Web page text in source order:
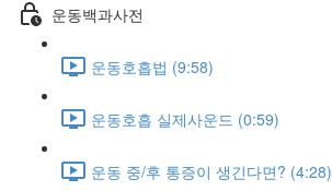
운동백과사전
운동호흡법 (9:58)
운동호흡 실제사운드 (0:59)
운동 중/후 통증이 생긴다면? (4:28)